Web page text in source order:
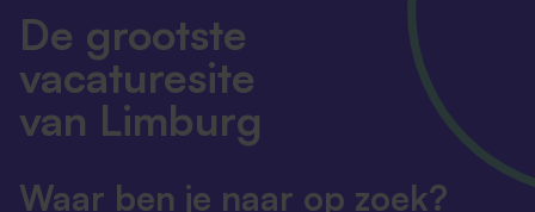
De grootste
vacaturesite
van Limburg
Waar ben je naar op zoek?